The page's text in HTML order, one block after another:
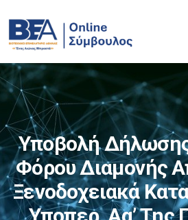
Υποβολή
Φόρου Διαμονής
Ξενοδοχειακά